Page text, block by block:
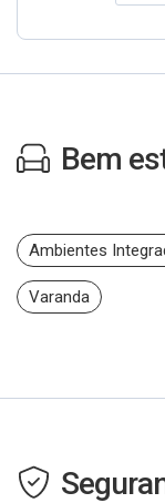
Bem
Ambientes
Varanda